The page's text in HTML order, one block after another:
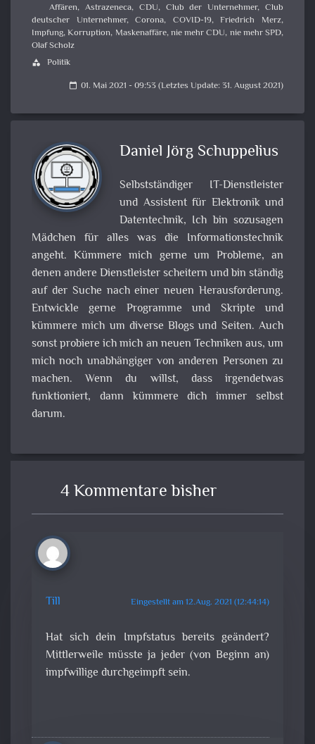
Affären, Astrazeneca, CDU, Club der Unternehmer,Club
deutscher Unternehmer,Corona, COVID-19,Friedrich Merz,
Impfung,Korruption, Maskenaffäre,nie mehr CDU, nie mehr SPD,
Olaf Scholz
category Politik
calendar_today 01. Mai 2021 - 09:53 (Letztes Update: 31. August 2021)
Daniel Jörg Schuppelius
Selbstständiger IT-Dienstleister
und Assistent für Elektronik und
Datentechnik, Ich bin sozusagen
Mädchen für alles was die Informationstechnik
angeht. Kümmere mich gerne um Probleme, an
denen andere Dienstleister scheitern und bin ständig
auf der Suche nach einer neuen Herausforderung.
Entwickle gerne Programme und Skripte und
kümmere mich um diverse Blogs und Seiten. Auch
sonst probiere ich mich an neuen Techniken aus, um
mich noch unabhängiger von anderen Personen zu
machen. Wenn du willst, dass irgendetwas
funktioniert, dann kümmere dich immer selbst
darum.
4 Kommentare bisher
Till Eingestellt am 12.Aug. 2021 (12:44:14)
Hat sich dein Impfstatus bereits geändert?
Mittlerweile müsste ja jeder (von Beginn an)
impfwillige durchgeimpft sein.